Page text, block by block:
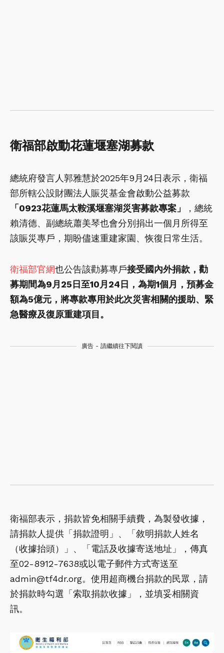
衛福部啟動花蓮堰塞湖募款
總統府發言人郭雅慧於2025年9月24日表示，衛福
部所轄公設財團法人賑災基金會啟動公益募款
「0923花蓮馬太鞍溪堰塞湖災害募款專案」
，總統
賴清德、副總統蕭美琴也會分別捐出一個月所得至
該賑災專戶，期盼儘速重建家園、恢復日常生活。
衛福部官網也公告該勸募專戶接受國內外捐款，勸
募期間為9月25日至10月24日，為期1個月，預募金
額為5億元，將專款專用於此次災害相關的援助、緊
急醫療及復原重建項目。
廣告 - 請繼續往下閱讀
衛福部表示，捐款皆免相關手續費，為製發收據，
請捐款人提供「捐款證明」、「敘明捐款人姓名
（收據抬頭）」、「電話及收據寄送地址」，傳真
至02-8912-7638或以電子郵件方式寄送至
admin@tf4dr.org。使用超商機台捐款的民眾，請
於捐款時勾選「索取捐款收據」，並填妥相關資
訊。